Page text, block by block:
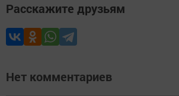
Расскажите друзьям
Нет комментариев